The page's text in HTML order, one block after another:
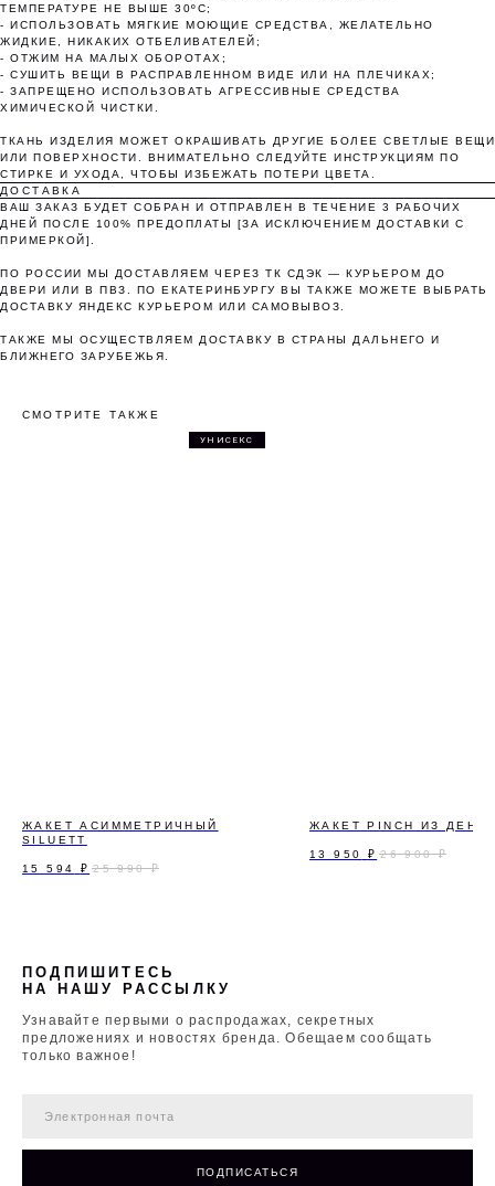
ТЕМПЕРАТУРЕ НЕ ВЫШЕ 30ºС;
- ИСПОЛЬЗОВАТЬ МЯГКИЕ МОЮЩИЕ СРЕДСТВА, ЖЕЛАТЕЛЬНО
ЖИДКИЕ, НИКАКИХ ОТБЕЛИВАТЕЛЕЙ;
- ОТЖИМ НА МАЛЫХ ОБОРОТАХ;
- СУШИТЬ ВЕЩИ В РАСПРАВЛЕННОМ ВИДЕ ИЛИ НА ПЛЕЧИКАХ;
- ЗАПРЕЩЕНО ИСПОЛЬЗОВАТЬ АГРЕССИВНЫЕ СРЕДСТВА
ХИМИЧЕСКОЙ ЧИСТКИ.
ТКАНЬ ИЗДЕЛИЯ МОЖЕТ ОКРАШИВАТЬ ДРУГИЕ БОЛЕЕ СВЕТЛЫЕ ВЕЩИ
ИЛИ ПОВЕРХНОСТИ. ВНИМАТЕЛЬНО СЛЕДУЙТЕ ИНСТРУКЦИЯМ ПО
СТИРКЕ И УХОДА, ЧТОБЫ ИЗБЕЖАТЬ ПОТЕРИ ЦВЕТА.
ДОСТАВКА
ВАШ ЗАКАЗ БУДЕТ СОБРАН И ОТПРАВЛЕН В ТЕЧЕНИЕ 3 РАБОЧИХ
ДНЕЙ ПОСЛЕ 100% ПРЕДОПЛАТЫ [ЗА ИСКЛЮЧЕНИЕМ ДОСТАВКИ С
ПРИМЕРКОЙ].
ПО РОССИИ МЫ ДОСТАВЛЯЕМ ЧЕРЕЗ ТК СДЭК — КУРЬЕРОМ ДО
ДВЕРИ ИЛИ В ПВЗ. ПО ЕКАТЕРИНБУРГУ ВЫ ТАКЖЕ МОЖЕТЕ ВЫБРАТЬ
ДОСТАВКУ ЯНДЕКС КУРЬЕРОМ ИЛИ САМОВЫВОЗ.
ТАКЖЕ МЫ ОСУЩЕСТВЛЯЕМ ДОСТАВКУ В СТРАНЫ ДАЛЬНЕГО И
БЛИЖНЕГО ЗАРУБЕЖЬЯ.
СМОТРИТЕ ТАКЖЕ
УНИСЕКС
ЖАКЕТ АСИММЕТРИЧНЫЙ
SILUETT
15 594 ₽ 25 990 ₽
ЖАКЕТ PINCH ИЗ
13 950 ₽ 26 900 ₽
ПОДПИСАТЬСЯ
ПОДПИШИТЕСЬ
НА НАШУ РАССЫЛКУ
Узнавайте первыми о распродажах, секретных
предложениях и новостях бренда. Обещаем сообщать
только важное!